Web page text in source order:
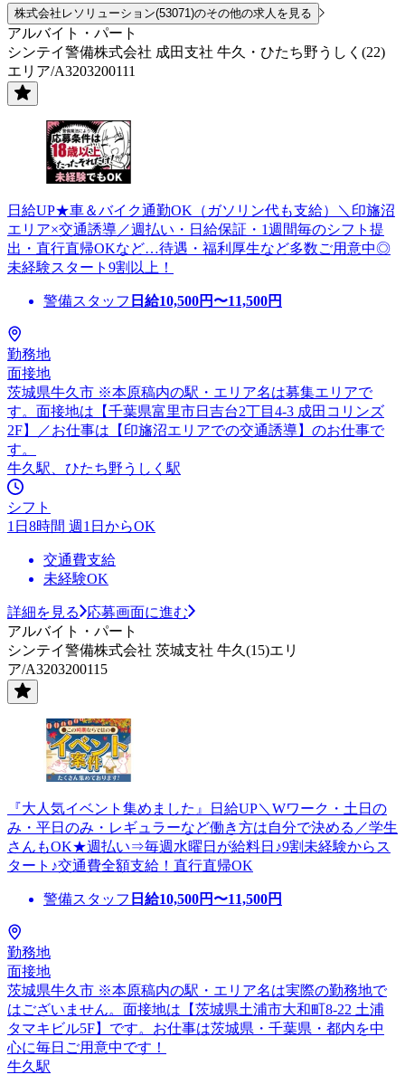
株式会社レソリューション(53071)のその他の求人を見る
アルバイト・パート
シンテイ警備株式会社 成田支社 牛久・ひたち野うしく(22)
エリア/A3203200111
日給UP★車＆バイク通勤OK（ガソリン代も支給）＼印旛沼
エリア×交通誘導／週払い・日給保証・1週間毎のシフト提
出・直行直帰OKなど…待遇・福利厚生など多数ご用意中◎
未経験スタート9割以上！
警備スタッフ 日給10,500円〜11,500円
勤務地
面接地
茨城県牛久市 ※本原稿内の駅・エリア名は募集エリアで
す。面接地は【千葉県富里市日吉台2丁目4-3 成田コリンズ
2F】／お仕事は【印旛沼エリアでの交通誘導】のお仕事で
す。
牛久駅、ひたち野うしく駅
シフト
1日8時間 週1日からOK
交通費支給
未経験OK
詳細を見る
応募画面に進む
アルバイト・パート
シンテイ警備株式会社 茨城支社 牛久(15)エリ
ア/A3203200115
『大人気イベント集めました』日給UP＼Wワーク・土日の
み・平日のみ・レギュラーなど働き方は自分で決める／学生
さんもOK★週払い⇒毎週水曜日が給料日♪9割未経験からス
タート♪交通費全額支給！直行直帰OK
警備スタッフ 日給10,500円〜11,500円
勤務地
面接地
茨城県牛久市 ※本原稿内の駅・エリア名は実際の勤務地で
はございません。面接地は【茨城県土浦市大和町8-22 土浦
タマキビル5F】です。お仕事は茨城県・千葉県・都内を中
心に毎日ご用意中です！
牛久駅